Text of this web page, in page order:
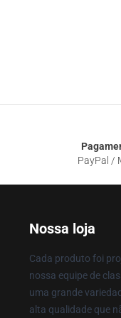
PayPal /
Nossa loja
Cada produto foi
nossa equipe de
uma grande
alta qualidade que